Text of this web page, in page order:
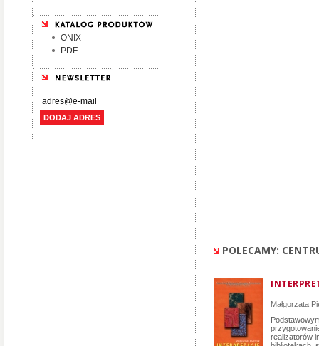
ONIX
PDF
DODAJ ADRES
POLECAMY:
Małgorzata
realizatorów